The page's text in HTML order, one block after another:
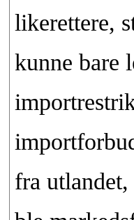
likerettere,
kunne bare
fra